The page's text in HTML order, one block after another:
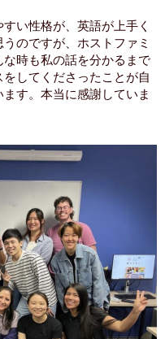
い性格が、英語が上手く
のですが、ホストファミ
時も私の話を分かるまで
してくださったことが自
す。本当に感謝していま